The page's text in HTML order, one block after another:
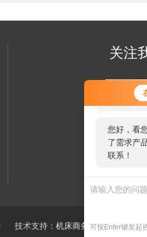
您好！欢
服务，请
您好，看
了需求产
联系！
可按Enter键发起
关注
欢迎您关注我们
技术支持： 机床商务网